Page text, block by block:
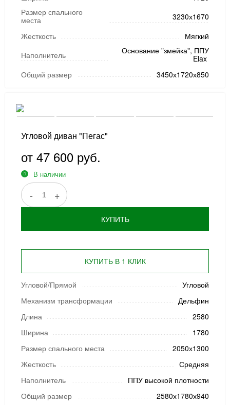
Размер спального
места
3230х1670
Жесткость
Мягкий
Наполнитель
Основание "змейка", ППУ
Elax
Общий размер
3450х1720х850
Угловой диван "Пегас"
от 47 600 руб.
В наличии
- +
КУПИТЬ
КУПИТЬ В 1 КЛИК
Угловой/Прямой
Угловой
Механизм трансформации
Дельфин
Длина
2580
Ширина
1780
Размер спального места
2050х1300
Жесткость
Средняя
Наполнитель
ППУ высокой плотности
Общий размер
2580х1780х940